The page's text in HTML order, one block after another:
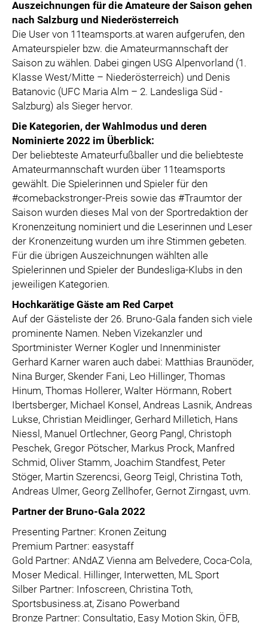
Auszeichnungen für die Amateure der Saison gehen
nach Salzburg und Niederösterreich
Die User von 11teamsports.at waren aufgerufen, den
Amateurspieler bzw. die Amateurmannschaft der
Saison zu wählen. Dabei gingen USG Alpenvorland (1.
Klasse West/Mitte – Niederösterreich) und Denis
Batanovic (UFC Maria Alm – 2. Landesliga Süd -
Salzburg) als Sieger hervor.
Die Kategorien, der Wahlmodus und deren
Nominierte 2022 im Überblick:
Der beliebteste Amateurfußballer und die beliebteste
Amateurmannschaft wurden über 11teamsports
gewählt. Die Spielerinnen und Spieler für den
#comebackstronger-Preis sowie das #Traumtor der
Saison wurden dieses Mal von der Sportredaktion der
Kronenzeitung nominiert und die Leserinnen und Leser
der Kronenzeitung wurden um ihre Stimmen gebeten.
Für die übrigen Auszeichnungen wählten alle
Spielerinnen und Spieler der Bundesliga-Klubs in den
jeweiligen Kategorien.
Hochkarätige Gäste am Red Carpet
Auf der Gästeliste der 26. Bruno-Gala fanden sich viele
prominente Namen. Neben Vizekanzler und
Sportminister Werner Kogler und Innenminister
Gerhard Karner waren auch dabei: Matthias Braunöder,
Nina Burger, Skender Fani, Leo Hillinger, Thomas
Hinum, Thomas Hollerer, Walter Hörmann, Robert
Ibertsberger, Michael Konsel, Andreas Lasnik, Andreas
Lukse, Christian Meidlinger, Gerhard Milletich, Hans
Niessl, Manuel Ortlechner, Georg Pangl, Christoph
Peschek, Gregor Pötscher, Markus Prock, Manfred
Schmid, Oliver Stamm, Joachim Standfest, Peter
Stöger, Martin Szerencsi, Georg Teigl, Christina Toth,
Andreas Ulmer, Georg Zellhofer, Gernot Zirngast, uvm.
Partner der Bruno-Gala 2022
Presenting Partner: Kronen Zeitung
Premium Partner: easystaff
Gold Partner: ANdAZ Vienna am Belvedere, Coca-Cola,
Moser Medical. Hillinger, Interwetten, ML Sport
Silber Partner: Infoscreen, Christina Toth,
Sportsbusiness.at, Zisano Powerband
Bronze Partner: Consultatio, Easy Motion Skin, ÖFB,